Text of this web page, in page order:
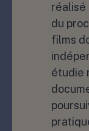
réalisé
du
films
étudie